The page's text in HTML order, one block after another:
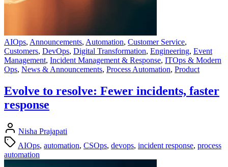
AIOps, Announcements, Automation, Customer Service,
Customers, DevOps, Digital Transformation, Engineering, Event
Management, Incident Management & Response, ITOps & Modern
Ops, News & Announcements, Process Automation, Product
Evolve to resolve: Fewer incidents, faster
response
Nisha Prajapati
AIOps, automation, CSOps, devops, incident response, process
automation